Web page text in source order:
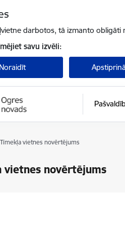
darbotos, tā izmanto obligāti
savu izvēli:
Noraidīt
Tīmekļa vietnes novērtējums
vietnes novērtējums